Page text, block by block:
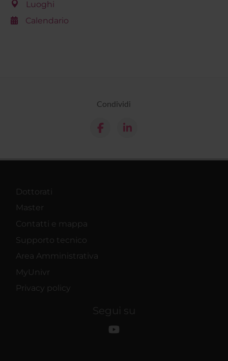
Luoghi
Calendario
Condividi
Dottorati
Master
Contatti e mappa
Supporto tecnico
Area Amministrativa
MyUnivr
Privacy policy
Segui su